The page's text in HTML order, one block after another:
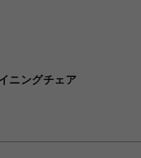
ニングチェア